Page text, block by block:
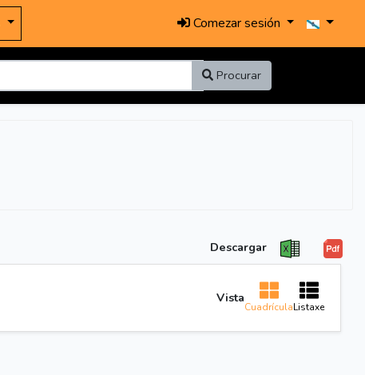
Comezar sesión
Procurar
Descargar
Vista
CuadrículaListaxe